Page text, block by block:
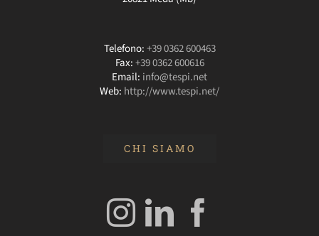
Telefono:+39 0362 600463
Fax:+39 0362 600616
Email: info@tespi.net
Web: http://www.tespi.net/
CHI SIAMO